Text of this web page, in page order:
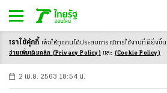
-ก ก ก+
2 เม.ย. 2563 18:54 น.
เราใช้คุ้กกี้ เพื่อให้ทุกคนได้ประสบการณ์การใช้งานที่ดียิ่งขึ้น
อ่านเพิ่มเติมคลิก (Privacy Policy) และ (Cookie Policy)